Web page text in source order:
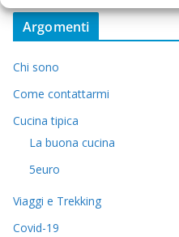
Argomenti
Chi sono
Come contattarmi
Cucina tipica
La buona cucina
5euro
Viaggi e Trekking
Covid-19